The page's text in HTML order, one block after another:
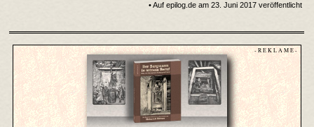
• Auf epilog.de am 23. Juni 2017 veröffentlicht
- R E K L A M E -